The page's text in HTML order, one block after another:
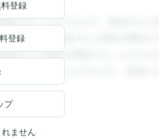
することができます。登録すると回
きます。登録すると回答を閲覧する
すると回答を閲覧することができま
閲覧することができます。登録する
登録
登録
プ
ません